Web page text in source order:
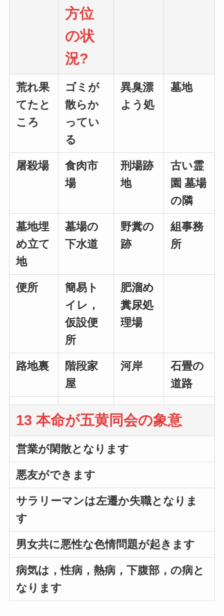
方位
の状
況?
荒れ果
てたと
ころ
ゴミが
散らか
ってい
る
異臭漂
よう処
墓地
屠殺場
食肉市
場
刑場跡
地
古い霊
園 墓場
の隣
墓地埋
め立て
地
墓場の
下水道
野糞の
跡
組事務
所
便所
簡易ト
イレ，
仮設便
所
肥溜め
糞尿処
理場
路地裏
階段家
屋
河岸
石畳の
道路
13 本命が五黄同会の象意
営業が閑散となります
悪友ができます
サラリーマンは左遷か失職となりま
す
男女共に悪性な色情問題が起きます
病気は，性病，熱病，下腹部，の病と
なります